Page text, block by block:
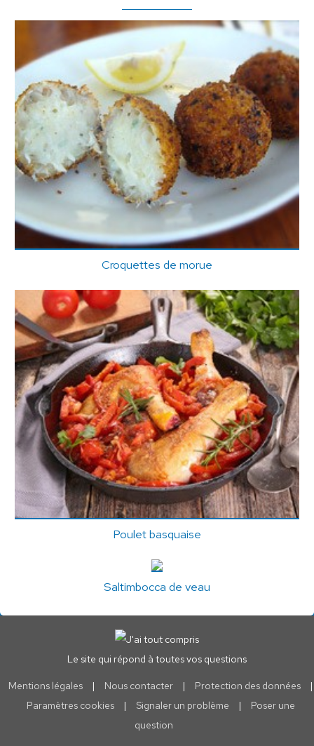
Croquettes de morue
Poulet basquaise
Saltimbocca de veau
Le site qui répond à toutes vos questions
Mentions légales | Nous contacter | Protection des données
|
Paramètres cookies
| Signaler un problème |
Poser une
question